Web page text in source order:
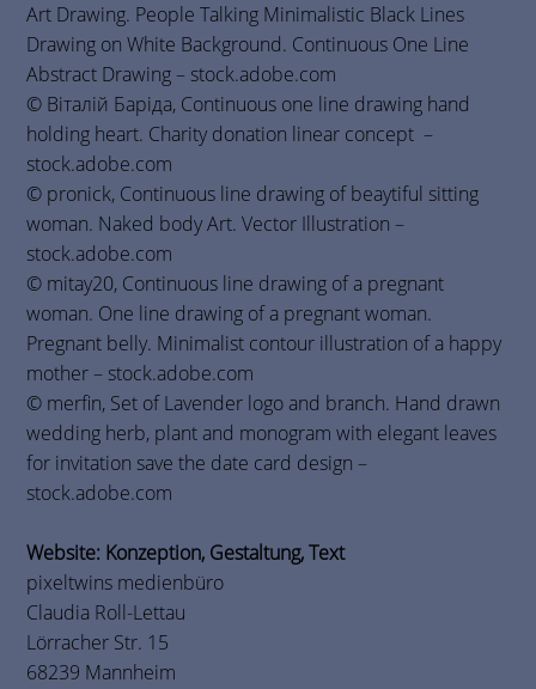
Art Drawing. People Talking Minimalistic Black Lines
Drawing on White Background. Continuous One Line
Abstract Drawing – stock.adobe.com
© Віталій Баріда, Continuous one line drawing hand
holding heart. Charity donation linear concept –
stock.adobe.com
© pronick, Continuous line drawing of beaytiful sitting
woman. Naked body Art. Vector Illustration –
stock.adobe.com
© mitay20, Continuous line drawing of a pregnant
woman. One line drawing of a pregnant woman.
Pregnant belly. Minimalist contour illustration of a happy
mother – stock.adobe.com
© merfin, Set of Lavender logo and branch. Hand drawn
wedding herb, plant and monogram with elegant leaves
for invitation save the date card design –
stock.adobe.com
Website: Konzeption, Gestaltung, Text
pixeltwins medienbüro
Claudia Roll-Lettau
Lörracher Str. 15
68239 Mannheim